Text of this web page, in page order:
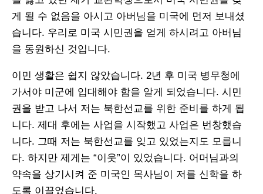
게 될 수 없음을 아시고 아버님을 미국에 먼저 보내셨
습니다. 우리로 미국 시민권을 얻게 하시려고 아버님
을 동원하신 것입니다.
이민 생활은 쉽지 않았습니다. 2년 후 미국 병무청에
가서야 미군에 입대해야 함을 알게 되었습니다. 시민
권을 받고 나서 저는 북한선교를 위한 준비를 하게 됩
니다. 제대 후에는 사업을 시작했고 사업은 번창했습
니다. 그때 저는 북한선교를 잊고 있었는지도 모릅니
다. 하지만 제게는 “이웃”이 있었습니다. 어머님과의
약속을 상기시켜 준 미국인 목사님이 저를 신학을 하
도록 이끌었습니다.